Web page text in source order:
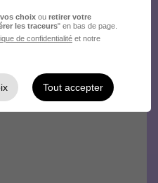
choix ou retirer votre
les traceurs" en bas de page.
de confidentialité et notre
Tout accepter